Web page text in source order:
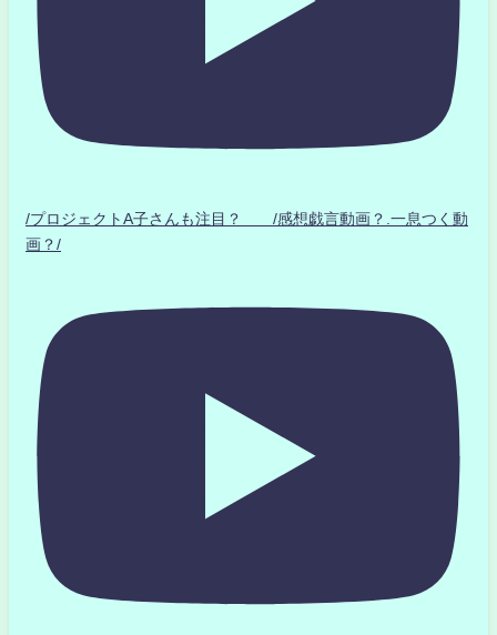
/プロジェクトA子さんも注目？ /感想戯言動画？.一息つく動
画？/